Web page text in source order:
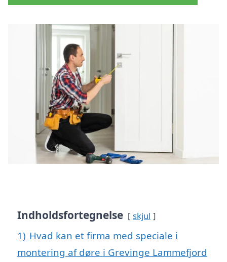
Indholdsfortegnelse skjul
1) Hvad kan et firma med speciale i
montering af døre i Grevinge Lammefjord